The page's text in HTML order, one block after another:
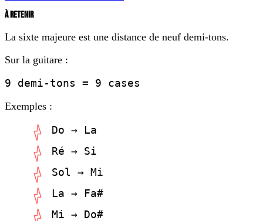
À RETENIR
La sixte majeure est une distance de neuf demi-tons.
Sur la guitare :
9 demi-tons = 9 cases
Exemples :
Do → La
Ré → Si
Sol → Mi
La → Fa#
Mi → Do#